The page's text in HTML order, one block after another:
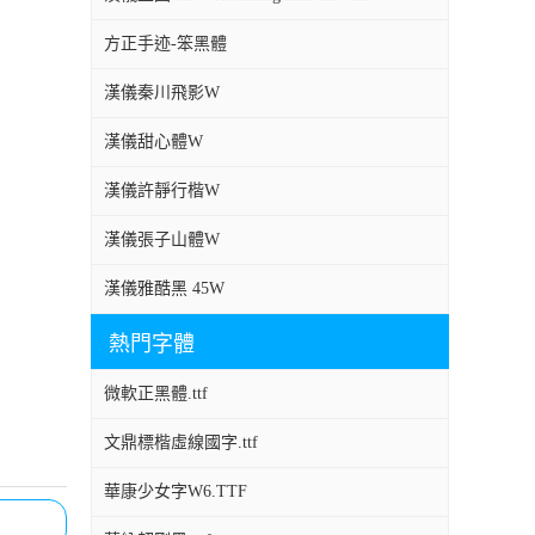
方正手迹-笨黑體
漢儀秦川飛影W
漢儀甜心體W
漢儀許靜行楷W
漢儀張子山體W
漢儀雅酷黑 45W
熱門字體
微軟正黑體.ttf
文鼎標楷虛線國字.ttf
華康少女字W6.TTF